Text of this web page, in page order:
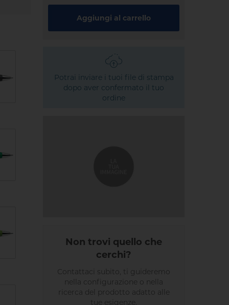
Aggiungi al carrello
Potrai inviare i tuoi file di stampa
dopo aver confermato il tuo
ordine
Non trovi quello che
cerchi?
Contattaci subito, ti guideremo
nella configurazione o nella
ricerca del prodotto adatto alle
tue esigenze.